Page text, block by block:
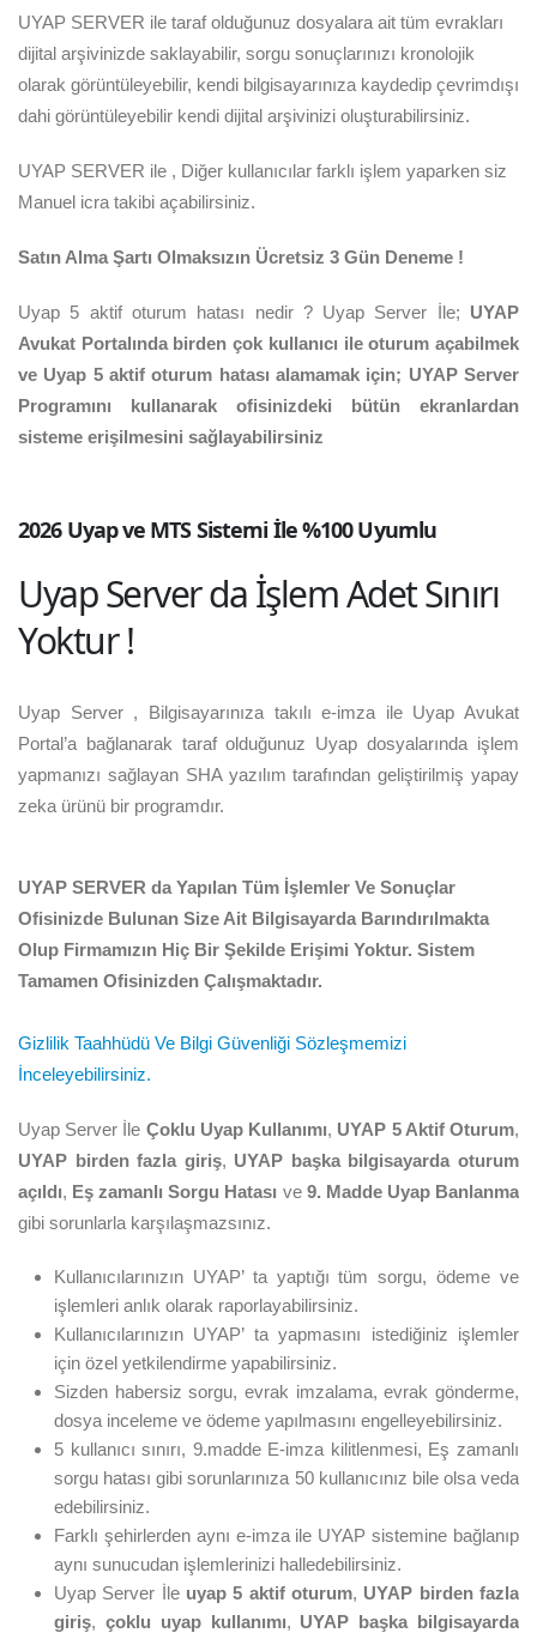
UYAP SERVER ile taraf olduğunuz dosyalara ait tüm evrakları
dijital arşivinizde saklayabilir, sorgu sonuçlarınızı kronolojik
olarak görüntüleyebilir, kendi bilgisayarınıza kaydedip çevrimdışı
dahi görüntüleyebilir kendi dijital arşivinizi oluşturabilirsiniz.
UYAP SERVER ile , Diğer kullanıcılar farklı işlem yaparken siz
Manuel icra takibi açabilirsiniz.
Satın Alma Şartı Olmaksızın Ücretsiz 3 Gün Deneme !
Uyap 5 aktif oturum hatası nedir ? Uyap Server İle; UYAP
Avukat Portalında birden çok kullanıcı ile oturum açabilmek
ve Uyap 5 aktif oturum hatası alamamak için; UYAP Server
Programını kullanarak ofisinizdeki bütün ekranlardan
sisteme erişilmesini sağlayabilirsiniz
2026 Uyap ve MTS Sistemi İle %100 Uyumlu
Uyap Server da İşlem Adet Sınırı
Yoktur !
Uyap Server , Bilgisayarınıza takılı e-imza ile Uyap Avukat
Portal’a bağlanarak taraf olduğunuz Uyap dosyalarında işlem
yapmanızı sağlayan SHA yazılım tarafından geliştirilmiş yapay
zeka ürünü bir programdır.
UYAP SERVER da Yapılan Tüm İşlemler Ve Sonuçlar
Ofisinizde Bulunan Size Ait Bilgisayarda Barındırılmakta
Olup Firmamızın Hiç Bir Şekilde Erişimi Yoktur. Sistem
Tamamen Ofisinizden Çalışmaktadır.
Gizlilik Taahhüdü Ve Bilgi Güvenliği Sözleşmemizi
İnceleyebilirsiniz.
Uyap Server İle Çoklu Uyap Kullanımı, UYAP 5 Aktif Oturum,
UYAP birden fazla giriş, UYAP başka bilgisayarda oturum
açıldı, Eş zamanlı Sorgu Hatası ve 9. Madde Uyap Banlanma
gibi sorunlarla karşılaşmazsınız.
Kullanıcılarınızın UYAP’ ta yaptığı tüm sorgu, ödeme ve
işlemleri anlık olarak raporlayabilirsiniz.
Kullanıcılarınızın UYAP’ ta yapmasını istediğiniz işlemler
için özel yetkilendirme yapabilirsiniz.
Sizden habersiz sorgu, evrak imzalama, evrak gönderme,
dosya inceleme ve ödeme yapılmasını engelleyebilirsiniz.
5 kullanıcı sınırı, 9.madde E-imza kilitlenmesi, Eş zamanlı
sorgu hatası gibi sorunlarınıza 50 kullanıcınız bile olsa veda
edebilirsiniz.
Farklı şehirlerden aynı e-imza ile UYAP sistemine bağlanıp
aynı sunucudan işlemlerinizi halledebilirsiniz.
Uyap Server İle uyap 5 aktif oturum, UYAP birden fazla
giriş, çoklu uyap kullanımı, UYAP başka bilgisayarda